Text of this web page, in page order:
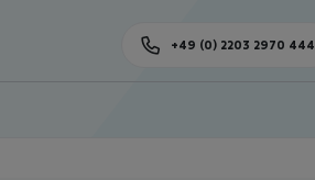
+49 (0) 2203 2970 444